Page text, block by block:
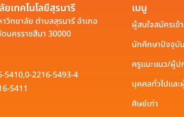
เทคโนโลยีสุรนารี
วิทยาลัย ตำบลสุรนารี อำเภอ
นครราชสีมา 30000
5410,0-2216-5493-4
5411
เมนู
ผู้สนใจสมัครเข้
นักศึกษาปัจจุบัน
ครูแนะแนว/ผู้ป
บุคคลทั่วไปแล
ศิษย์เก่า